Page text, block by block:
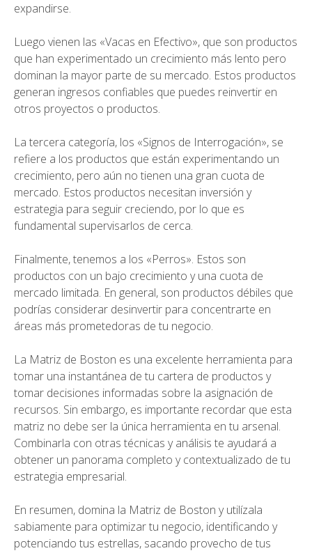
expandirse.
Luego vienen las «Vacas en Efectivo», que son productos
que han experimentado un crecimiento más lento pero
dominan la mayor parte de su mercado. Estos productos
generan ingresos confiables que puedes reinvertir en
otros proyectos o productos.
La tercera categoría, los «Signos de Interrogación», se
refiere a los productos que están experimentando un
crecimiento, pero aún no tienen una gran cuota de
mercado. Estos productos necesitan inversión y
estrategia para seguir creciendo, por lo que es
fundamental supervisarlos de cerca.
Finalmente, tenemos a los «Perros». Estos son
productos con un bajo crecimiento y una cuota de
mercado limitada. En general, son productos débiles que
podrías considerar desinvertir para concentrarte en
áreas más prometedoras de tu negocio.
La Matriz de Boston es una excelente herramienta para
tomar una instantánea de tu cartera de productos y
tomar decisiones informadas sobre la asignación de
recursos. Sin embargo, es importante recordar que esta
matriz no debe ser la única herramienta en tu arsenal.
Combinarla con otras técnicas y análisis te ayudará a
obtener un panorama completo y contextualizado de tu
estrategia empresarial.
En resumen, domina la Matriz de Boston y utilízala
sabiamente para optimizar tu negocio, identificando y
potenciando tus estrellas, sacando provecho de tus